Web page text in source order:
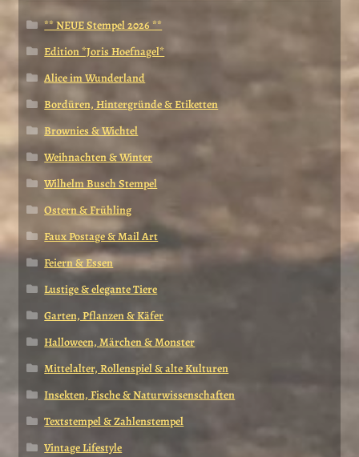
** NEUE Stempel 2026 **
Edition *Joris Hoefnagel*
Alice im Wunderland
Bordüren, Hintergründe & Etiketten
Brownies & Wichtel
Weihnachten & Winter
Wilhelm Busch Stempel
Ostern & Frühling
Faux Postage & Mail Art
Feiern & Essen
Lustige & elegante Tiere
Garten, Pflanzen & Käfer
Halloween, Märchen & Monster
Mittelalter, Rollenspiel & alte Kulturen
Insekten, Fische & Naturwissenschaften
Textstempel & Zahlenstempel
Vintage Lifestyle